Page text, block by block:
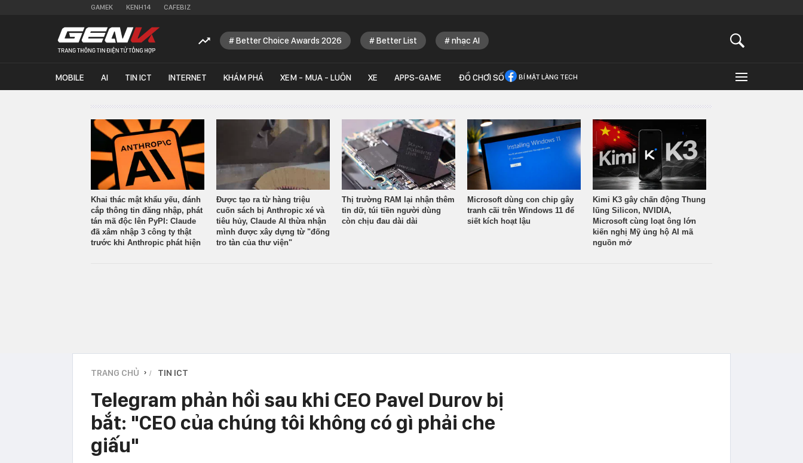
GAMEK KENH14 CAFEBIZ
Better Choice Awards 2026 Better List nhạc AI
MOBILE AI TIN ICT INTERNET KHÁM PHÁ XEM - MUA - LUÔN XE APPS-GAME ĐỒ CHƠI SỐ BÍ MẬT LÀNG TECH
Khai thác mật khẩu yếu, đánh
cắp thông tin đăng nhập, phát
tán mã độc lên PyPI: Claude
đã xâm nhập 3 công ty thật
trước khi Anthropic phát hiện
Được tạo ra từ hàng triệu
cuốn sách bị Anthropic xé và
tiêu hủy, Claude AI thừa nhận
mình được xây dựng từ "đống
tro tàn của thư viện"
Thị trường RAM lại nhận thêm
tin dữ, túi tiền người dùng
còn chịu đau dài dài
Microsoft dùng con chip gây
tranh cãi trên Windows 11 để
siết kích hoạt lậu
Kimi K3 gây chấn động Thung
lũng Silicon, NVIDIA,
Microsoft cùng loạt ông lớn
kiến nghị Mỹ ủng hộ AI mã
nguồn mở
TRANG CHỦ › TIN ICT
Telegram phản hồi sau khi CEO Pavel Durov bị
bắt: "CEO của chúng tôi không có gì phải che
giấu"